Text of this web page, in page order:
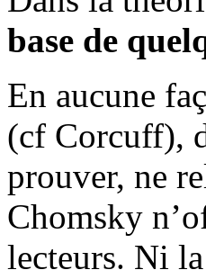
base de
En aucune
(cf Corcuff),
prouver, ne
Chomsky
lecteurs. Ni